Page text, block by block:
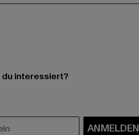
interessiert?
ANMELDEN